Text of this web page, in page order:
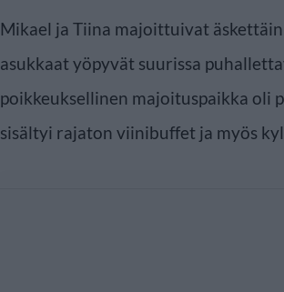
Mikael ja Tiina majoittuivat
asukkaat yöpyvät suurissa
poikkeuksellinen majoituspaikka oli
sisältyi rajaton viinibuffet ja myös